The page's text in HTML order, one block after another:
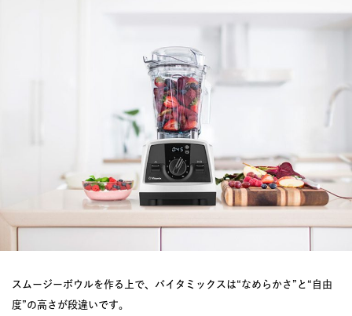
スムージーボウルを作る上で、バイタミックスは“なめらかさ”と“自由
度”の高さが段違いです。